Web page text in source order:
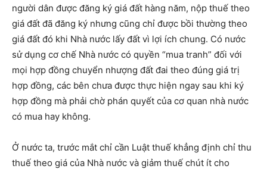
người dân được đăng ký giá đất hàng năm, nộp thuế theo
giá đất đã đăng ký nhưng cũng chỉ được bồi thường theo
giá đất đó khi Nhà nước lấy đất vì lợi ích chung. Có nước
sử dụng cơ chế Nhà nước có quyền “mua tranh” đối với
mọi hợp đồng chuyển nhượng đất đai theo đúng giá trị
hợp đồng, các bên chưa được thực hiện ngay sau khi ký
hợp đồng mà phải chờ phán quyết của cơ quan nhà nước
có mua hay không.
Ở nước ta, trước mắt chỉ cần Luật thuế khẳng định chỉ thu
thuế theo giá của Nhà nước và giảm thuế chút ít cho